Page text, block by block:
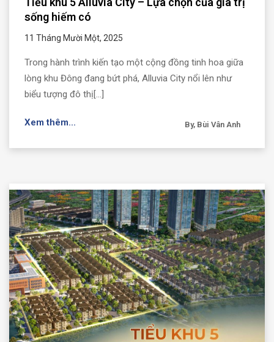
sống hiếm có
11 Tháng Mười Một, 2025
Trong hành trình kiến tạo một cộng đồng tinh hoa giữa
lòng khu Đông đang bứt phá, Alluvia City nổi lên như
biểu tượng đô thị[...]
Xem thêm... By, Bùi Vân Anh